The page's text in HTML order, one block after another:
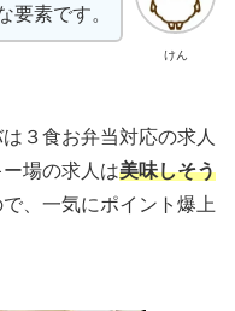
けん
要素です。
３食お弁当対応の求人
場の求人は美味しそう
で、一気にポイント爆上